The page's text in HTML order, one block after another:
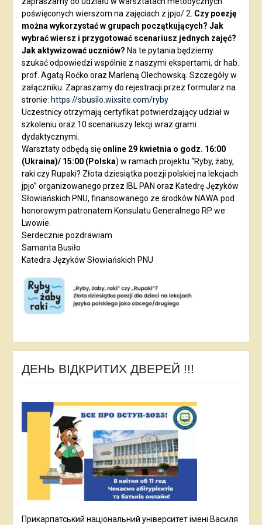
poświęconych wierszom na zajęciach z jpjo/ 2. Czy poezję
można wykorzystać w grupach początkujących? Jak
wybrać wiersz i przygotować scenariusz jednych zajęć?
Jak aktywizować uczniów? Na te pytania będziemy
szukać odpowiedzi wspólnie z naszymi ekspertami, dr hab.
prof. Agatą Roćko oraz Marleną Olechowską. Szczegóły w
załączniku. Zapraszamy do rejestracji przez formularz na
stronie: https://sbusilo.wixsite.com/ryby
Uczestnicy otrzymają certyfikat potwierdzający udział w
szkoleniu oraz 10 scenariuszy lekcji wraz grami
dydaktycznymi.
Warsztaty odbędą się online 29 kwietnia o godz. 16:00
(Ukraina)/ 15:00 (Polska) w ramach projektu “Ryby, żaby,
raki czy Rupaki? Złota dziesiątka poezji polskiej na lekcjach
jpjo” organizowanego przez IBL PAN oraz Katedrę Języków
Słowiańskich PNU, finansowanego ze środków NAWA pod
honorowym patronatem Konsulatu Generalnego RP we
Lwowie.
Serdecznie pozdrawiam
Samanta Busiło
Katedra Języków Słowiańskich PNU
ДЕНЬ ВІДКРИТИХ ДВЕРЕЙ !!!
Прикарпатський національний університет імені Василя